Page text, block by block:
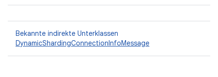
Bekannte indirekte Unterklassen
DynamicShardingConnectionInfoMessage